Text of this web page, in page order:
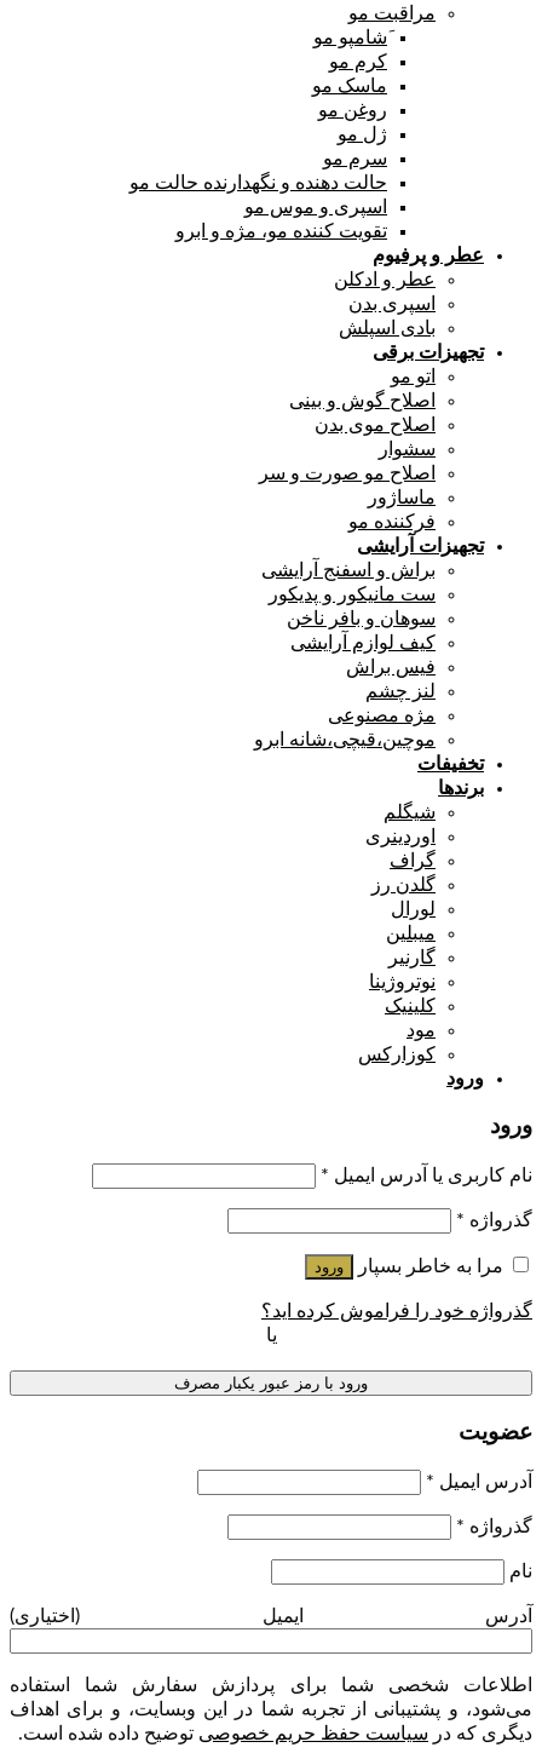
مراقبت مو
َشامپو مو
کرم مو
ماسک مو
روغن مو
ژل مو
سرم مو
حالت دهنده و نگهدارنده حالت مو
اسپری و موس مو
تقویت کننده مو، مژه و ابرو
عطر و پرفیوم
عطر و ادکلن
اسپری بدن
بادی اسپلش
تجهیزات برقی
اتو مو
اصلاح گوش و بینی
اصلاح موی بدن
سشوار
اصلاح مو صورت و سر
ماساژور
فرکننده مو
تجهیزات آرایشی
براش و اسفنج آرایشی
ست مانیکور و پدیکور
سوهان و بافر ناخن
کیف لوازم آرایشی
فیس براش
لنز چشم
مژه مصنوعی
موچین،قیچی،شانه ابرو
تخفیفات
برندها
شیگلم
اوردینری
گراف
گلدن رز
لورال
میبلین
گارنیر
نوتروژینا
کلینیک
مود
کوزارکس
ورود
ورود
نام کاربری یا آدرس ایمیل *
گذرواژه *
مرا به خاطر بسپار ورود
گذرواژه خود را فراموش کرده اید؟
یا
ورود با رمز عبور یکبار مصرف
عضویت
آدرس ایمیل *
گذرواژه *
نام
آدرس ایمیل (اختیاری)
اطلاعات شخصی شما برای پردازش سفارش شما استفاده
می‌شود، و پشتیبانی از تجربه شما در این وبسایت، و برای اهداف
دیگری که در سیاست حفظ حریم خصوصی توضیح داده شده است.